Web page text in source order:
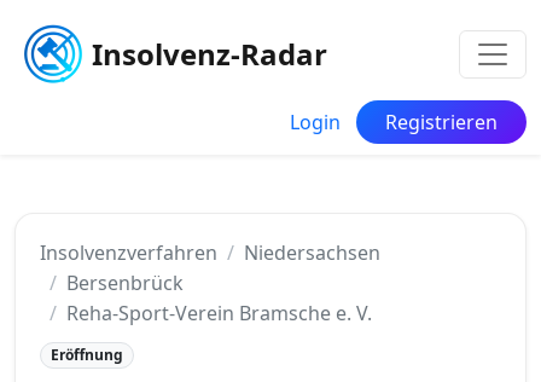
Insolvenz-Radar
Login Registrieren
Insolvenzverfahren
Niedersachsen
Bersenbrück
Reha-Sport-Verein Bramsche e. V.
Eröffnung